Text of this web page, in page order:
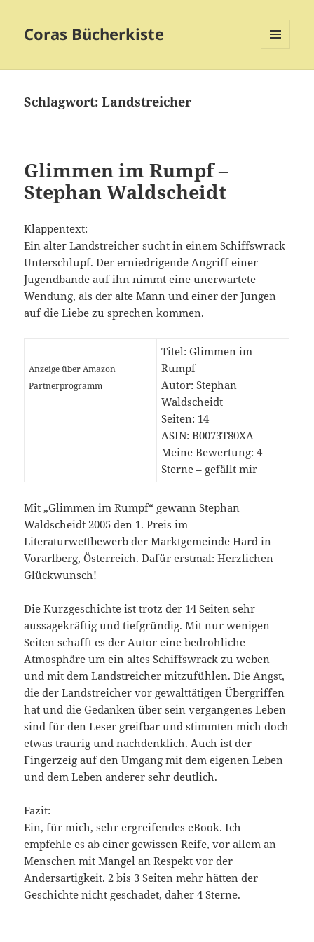
Coras Bücherkiste
Schlagwort:Landstreicher
Glimmen im Rumpf –
Stephan Waldscheidt
Klappentext:
Ein alter Landstreicher sucht in einem Schiffswrack
Unterschlupf. Der erniedrigende Angriff einer
Jugendbande auf ihn nimmt eine unerwartete
Wendung, als der alte Mann und einer der Jungen
auf die Liebe zu sprechen kommen.
Anzeige über Amazon
Partnerprogramm
Titel: Glimmen im
Rumpf
Autor: Stephan
Waldscheidt
Seiten: 14
ASIN: B0073T80XA
Meine Bewertung: 4
Sterne – gefällt mir
Mit „Glimmen im Rumpf“ gewann Stephan
Waldscheidt 2005 den 1. Preis im
Literaturwettbewerb der Marktgemeinde Hard in
Vorarlberg, Österreich. Dafür erstmal: Herzlichen
Glückwunsch!
Die Kurzgeschichte ist trotz der 14 Seiten sehr
aussagekräftig und tiefgründig. Mit nur wenigen
Seiten schafft es der Autor eine bedrohliche
Atmosphäre um ein altes Schiffswrack zu weben
und mit dem Landstreicher mitzufühlen. Die Angst,
die der Landstreicher vor gewalttätigen Übergriffen
hat und die Gedanken über sein vergangenes Leben
sind für den Leser greifbar und stimmten mich doch
etwas traurig und nachdenklich. Auch ist der
Fingerzeig auf den Umgang mit dem eigenen Leben
und dem Leben anderer sehr deutlich.
Fazit:
Ein, für mich, sehr ergreifendes eBook. Ich
empfehle es ab einer gewissen Reife, vor allem an
Menschen mit Mangel an Respekt vor der
Andersartigkeit. 2 bis 3 Seiten mehr hätten der
Geschichte nicht geschadet, daher 4 Sterne.